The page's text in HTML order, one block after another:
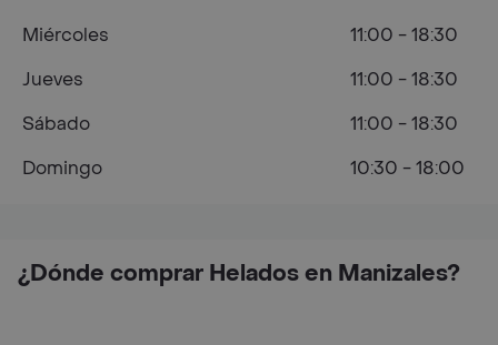
¿Dónde comprar Helados en Manizales?
Miércoles
11:00 - 18:30
Jueves
11:00 - 18:30
Sábado
11:00 - 18:30
Domingo
10:30 - 18:00